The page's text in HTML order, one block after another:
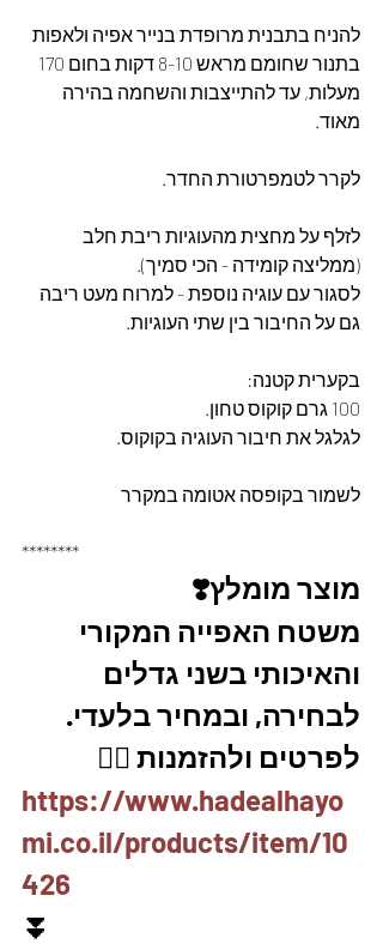
להניח בתבנית מרופדת בנייר אפיה ולאפות
מעלות, עד להתייצבות והשחמה בהירה
מאוד.
לקרר לטמפרטורת החדר.
לזלף על מחצית מהעוגיות ריבת חלב
(ממליצה קומידה - הכי סמיך).
לסגור עם עוגיה נוספת - למרוח מעט ריבה
גם על החיבור בין שתי העוגיות.
בקערית קטנה:
100 גרם קוקוס טחון.
לגלגל את חיבור העוגיה בקוקוס.
לשמור בקופסה אטומה במקרר
********
מוצר מומלץ❣️
משטח האפייה המקורי
והאיכותי בשני גדלים
לבחירה, ובמחיר בלעדי.
לפרטים ולהזמנות 👇🏼
https://www.hadealhayo
mi.co.il/products/item/10
426
⏬